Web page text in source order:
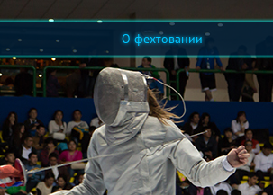
О фехтовании